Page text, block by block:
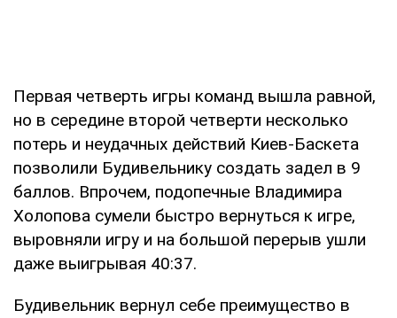
Первая четверть игры команд вышла равной,
но в середине второй четверти несколько
потерь и неудачных действий Киев-Баскета
позволили Будивельнику создать задел в 9
баллов. Впрочем, подопечные Владимира
Холопова сумели быстро вернуться к игре,
выровняли игру и на большой перерыв ушли
даже выигрывая 40:37.
Будивельник вернул себе преимущество в